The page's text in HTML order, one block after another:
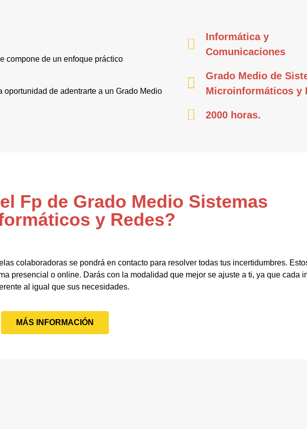
compone de un enfoque práctico
de adentrarte a un Grado Medio
Informática y
Comunicaciones
Grado Medio de
Microinformáticos y
2000 horas.
Fp de Grado Medio Sistemas
y Redes?
colaboradoras se pondrá en contacto para resolver todas tus incertidumbres.
presencial o online. Darás con la modalidad que mejor se ajuste a ti, ya que cada
al igual que sus necesidades.
MÁS INFORMACIÓN